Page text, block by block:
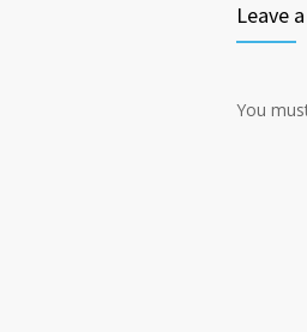
Leave
You